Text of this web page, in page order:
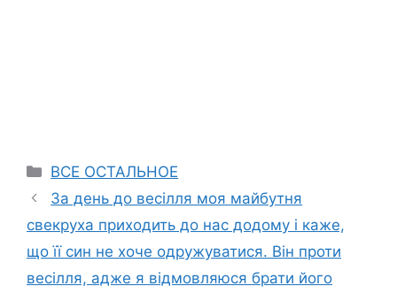
Categories
ВСЕ ОСТАЛЬНОЕ
За день до весілля моя майбутня
свекруха приходить до нас додому і каже,
що її син не хоче одружуватися. Він проти
весілля, адже я відмовляюся брати його